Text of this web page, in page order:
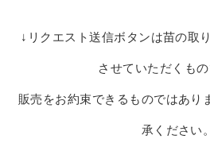
↓リクエスト送信ボタンは苗の取
させていただくもの
販売をお約束できるものではあり
承ください。